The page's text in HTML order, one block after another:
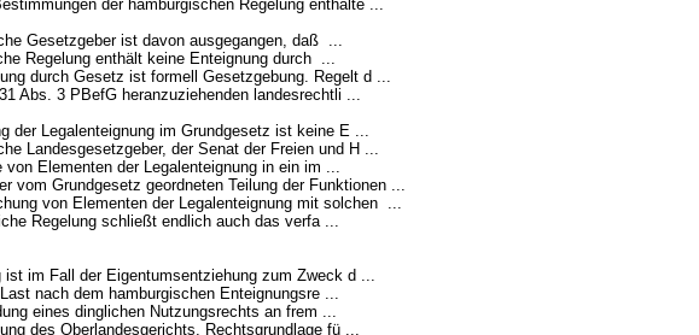
der hamburgischen Regelung enthalte ...
Gesetzgeber ist davon ausgegangen, daß ...
Regelung enthält keine Enteignung durch ...
durch Gesetz ist formell Gesetzgebung. Regelt d ...
Abs. 3 PBefG heranzuziehenden landesrechtli ...
der Legalenteignung im Grundgesetz ist keine E ...
Landesgesetzgeber, der Senat der Freien und H ...
von Elementen der Legalenteignung in ein im ...
vom Grundgesetz geordneten Teilung der Funktionen ...
von Elementen der Legalenteignung mit solchen ...
Regelung schließt endlich auch das verfa ...
ist im Fall der Eigentumsentziehung zum Zweck d ...
nach dem hamburgischen Enteignungsre ...
eines dinglichen Nutzungsrechts an frem ...
des Oberlandesgerichts, Rechtsgrundlage fü ...